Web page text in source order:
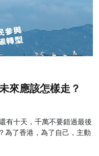
來應該怎樣走？
有十天，千萬不要錯過最後
為了香港，為了自己，主動